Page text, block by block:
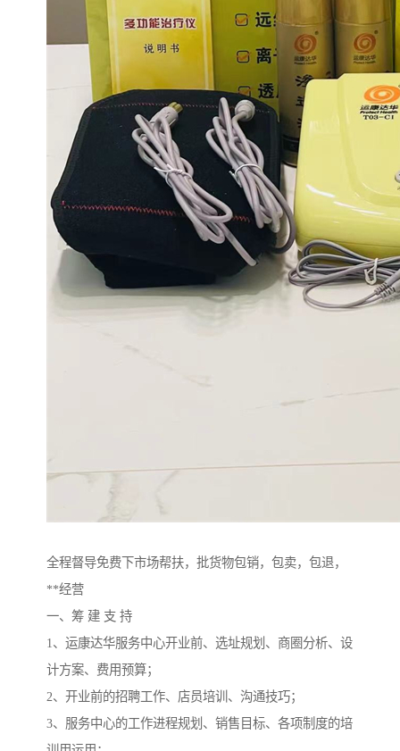
全程督导免费下市场帮扶，批货物包销，包卖，包退，
**经营
一、筹 建 支 持
1、运康达华服务中心开业前、选址规划、商圈分析、设
计方案、费用预算；
2、开业前的招聘工作、店员培训、沟通技巧；
3、服务中心的工作进程规划、销售目标、各项制度的培